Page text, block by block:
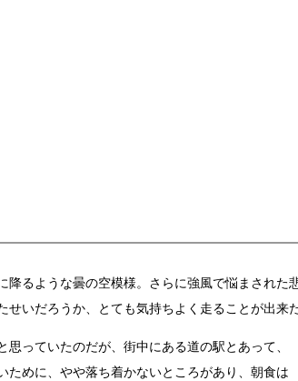
るような曇の空模様。さらに強風で悩まされた
いだろうか、とても気持ちよく走ることが出来
っていたのだが、街中にある道の駅とあって、
ために、やや落ち着かないところがあり、朝食は